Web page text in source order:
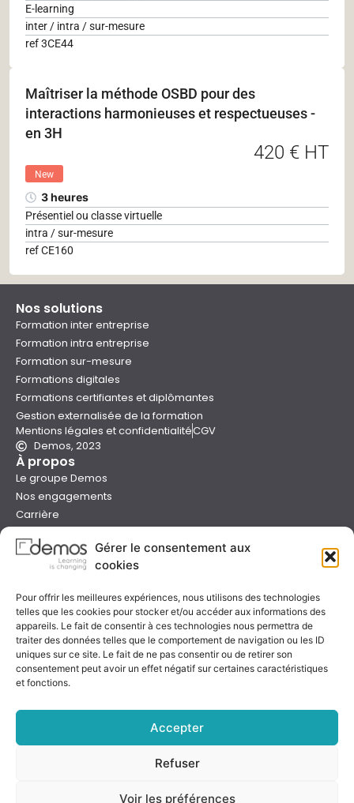
Gérer le consentement aux
cookies
Pour offrir les meilleures expériences, nous utilisons des technologies
telles que les cookies pour stocker et/ou accéder aux informations des
appareils. Le fait de consentir à ces technologies nous permettra de
traiter des données telles que le comportement de navigation ou les ID
uniques sur ce site. Le fait de ne pas consentir ou de retirer son
consentement peut avoir un effet négatif sur certaines caractéristiques
et fonctions.
Accepter
Refuser
Voir les préférences
E-learning
inter / intra / sur-mesure
ref 3CE44
Maîtriser la méthode OSBD pour des
interactions harmonieuses et respectueuses -
en 3H
420 € HT
New
3 heures
Présentiel ou classe virtuelle
intra / sur-mesure
ref CE160
Nos solutions
Formation inter entreprise
Formation intra entreprise
Formation sur-mesure
Formations digitales
Formations certifiantes et diplômantes
Gestion externalisée de la formation
Mentions légales et confidentialitéCGV
Demos, 2023
À propos
Le groupe Demos
Nos engagements
Carrière
Presse
Catalogues
Aide
Nous contacter
Nous trouver
Préparer sa formation
Sessions garanties
Qualité & certification